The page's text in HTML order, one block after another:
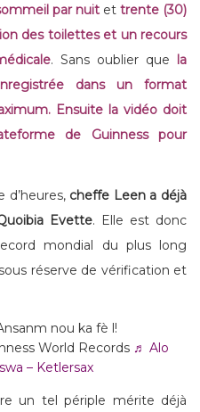
par nuitet trente (30)
des toilettes et un recours
. Sans oublier que la
dans un format
Ensuite la vidéo doit
de Guinness pour
d’heures, cheffe Leen a déjà
Evette. Elle est donc
mondial du plus long
réserve de vérification et
nou ka fè l!
World Records ♬ Alo
– Ketlersax
un tel périple mérite déjà